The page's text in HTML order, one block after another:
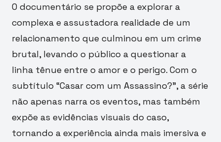
O documentário se propõe a explorar a
complexa e assustadora realidade de um
relacionamento que culminou em um crime
brutal, levando o público a questionar a
linha tênue entre o amor e o perigo. Com o
subtítulo “Casar com um Assassino?”, a série
não apenas narra os eventos, mas também
expõe as evidências visuais do caso,
tornando a experiência ainda mais imersiva e